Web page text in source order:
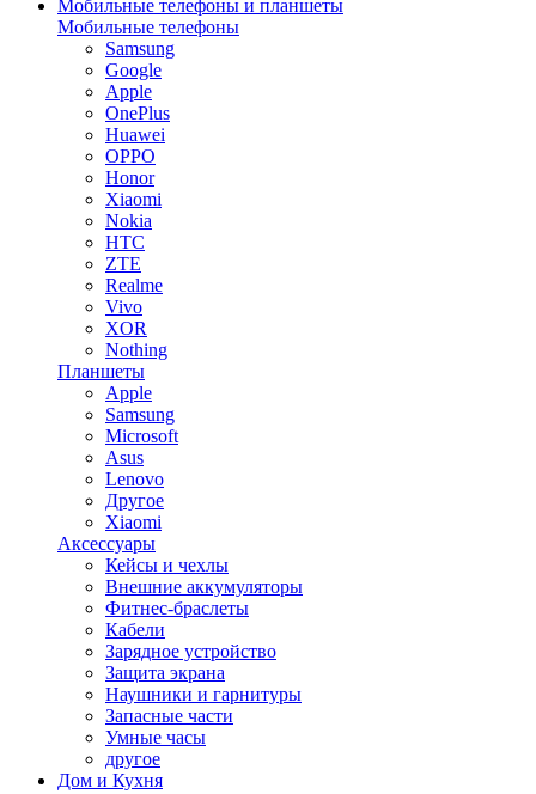
Мобильные телефоны и планшеты
Мобильные телефоны
Samsung
Google
Apple
OnePlus
Huawei
OPPO
Honor
Xiaomi
Nokia
HTC
ZTE
Realme
Vivo
XOR
Nothing
Планшеты
Apple
Samsung
Microsoft
Asus
Lenovo
Другое
Xiaomi
Аксессуары
Кейсы и чехлы
Внешние аккумуляторы
Фитнес-браслеты
Кабели
Зарядное устройство
Защита экрана
Наушники и гарнитуры
Запасные части
Умные часы
другое
Дом и Кухня